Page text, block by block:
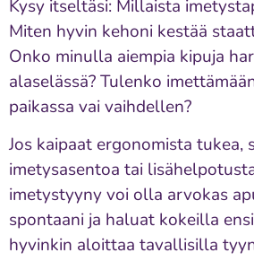
Kysy itseltäsi: Millaista
Miten hyvin kehoni kestää
Onko minulla aiempia kipuja
alaselässä? Tulenko
paikassa vai vaihdellen?
Jos kaipaat ergonomista tukea,
imetysasentoa tai
imetystyyny voi olla arvokas
spontaani ja haluat kokeilla
hyvinkin aloittaa tavallisilla